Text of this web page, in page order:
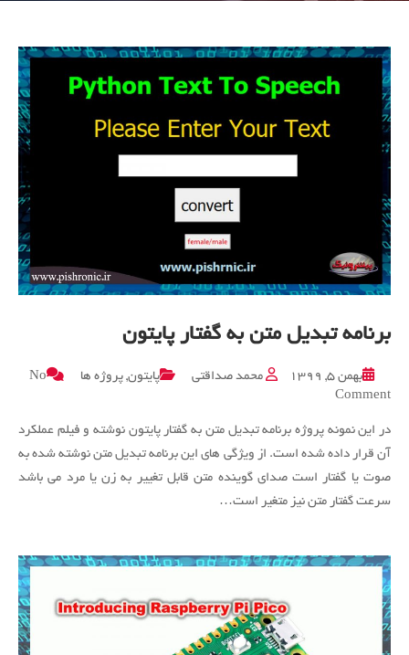
برنامه تبدیل متن به گفتار پایتون
بهمن ۵, ۱۳۹۹ محمد صداقتی پایتون, پروژه ها
No
Comment
on
تبدیل
متن
به
پایتون
در این نمونه پروژه برنامه تبدیل متن به گفتار پایتون نوشته و فیلم عملکرد
آن قرار داده شده است. از ویژگی های این برنامه تبدیل متن نوشته شده به
صوت یا گفتار است صدای گوینده متن قابل تغییر به زن یا مرد می باشد
سرعت گفتار متن نیز متغیر است…